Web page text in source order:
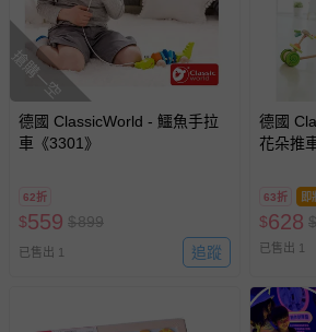
運送服務：目前提供的運送僅限台灣
區，可能會無法配送，或須依據商品
亦保留出貨與否的權利。離島、偏遠
費用，可能會另需加收。
商品實際的配達日期，可於訂單個人
已出貨通知之訊息為主。
如您收到商品，請依正常流程檢查是
情形，您可申請更換新品或退貨，請
若您對於會員帳號、商品訂購與資
式、折價券與購物金的使用、退貨及
媽咪愛客服中心。
預購商品：預購為海外同步代購，
搶購一空
德國 ClassicWorld - 鱷魚手拉
車《3301》
62折
$559 $899
已售出 1 追蹤
德國
花朵推
63折 即
$628 $
已售出 1